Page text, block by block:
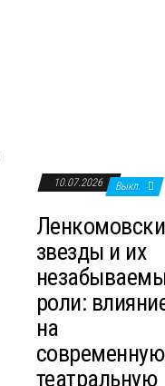
10.07.2026 Выкл.
звезды и их
роли:
на
современную
театральную